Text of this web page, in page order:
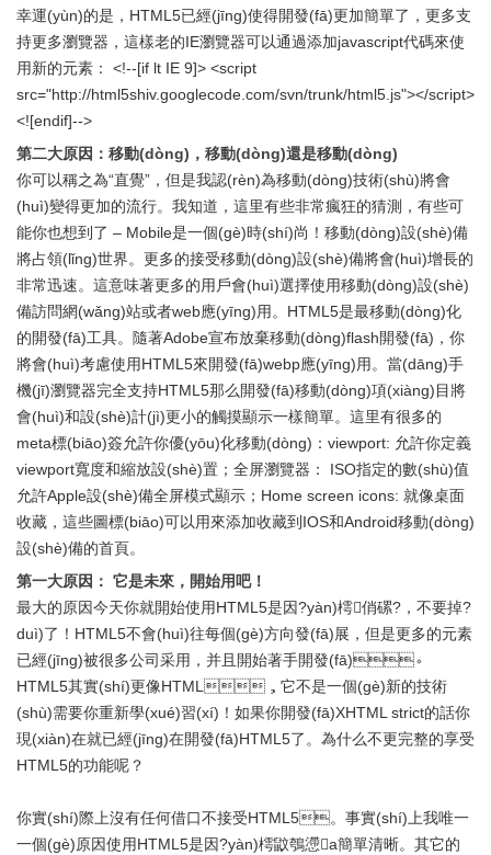
幸運(yùn)的是，HTML5已經(jīng)使得開發(fā)更加簡單了，更多支
持更多瀏覽器，這樣老的IE瀏覽器可以通過添加javascript代碼來使
用新的元素： <!--[if lt IE 9]> <script
src="http://html5shiv.googlecode.com/svn/trunk/html5.js"></script>
<![endif]-->
第二大原因：移動(dòng)，移動(dòng)還是移動(dòng)
你可以稱之為“直覺”，但是我認(rèn)為移動(dòng)技術(shù)將會
(huì)變得更加的流行。我知道，這里有些非常瘋狂的猜測，有些可
能你也想到了 – Mobile是一個(gè)時(shí)尚！移動(dòng)設(shè)備
將占領(lǐng)世界。更多的接受移動(dòng)設(shè)備將會(huì)增長的
非常迅速。這意味著更多的用戶會(huì)選擇使用移動(dòng)設(shè)
備訪問網(wǎng)站或者web應(yīng)用。HTML5是最移動(dòng)化
的開發(fā)工具。隨著Adobe宣布放棄移動(dòng)flash開發(fā)，你
將會(huì)考慮使用HTML5來開發(fā)webp應(yīng)用。當(dāng)手
機(jī)瀏覽器完全支持HTML5那么開發(fā)移動(dòng)項(xiàng)目將
會(huì)和設(shè)計(jì)更小的觸摸顯示一樣簡單。這里有很多的
meta標(biāo)簽允許你優(yōu)化移動(dòng)：viewport: 允許你定義
viewport寬度和縮放設(shè)置；全屏瀏覽器： ISO指定的數(shù)值
允許Apple設(shè)備全屏模式顯示；Home screen icons: 就像桌面
收藏，這些圖標(biāo)可以用來添加收藏到IOS和Android移動(dòng)
設(shè)備的首頁。
第一大原因： 它是未來，開始用吧！
最大的原因今天你就開始使用HTML5是因?yàn)樗俏磥?，不要掉?
duì)了！HTML5不會(huì)往每個(gè)方向發(fā)展，但是更多的元素
已經(jīng)被很多公司采用，并且開始著手開發(fā)。
HTML5其實(shí)更像HTML，它不是一個(gè)新的技術
(shù)需要你重新學(xué)習(xí)！如果你開發(fā)XHTML strict的話你
現(xiàn)在就已經(jīng)在開發(fā)HTML5了。為什么不更完整的享受
HTML5的功能呢？
你實(shí)際上沒有任何借口不接受HTML5。事實(shí)上我唯一
一個(gè)原因使用HTML5是因?yàn)樗鼤鴮懘a簡單清晰。其它的